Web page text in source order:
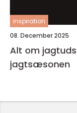
inspiration
08. December 2025
Alt om
jagtsæsonen